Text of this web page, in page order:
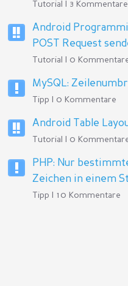
Tutorial | 3 Kommentare
Android
POST Request
Tutorial | 0
MySQL:
Tipp | 0 Kommentare
Android Table
Tutorial | 0
PHP: Nur
Zeichen in einem
Tipp | 10 Kommentare